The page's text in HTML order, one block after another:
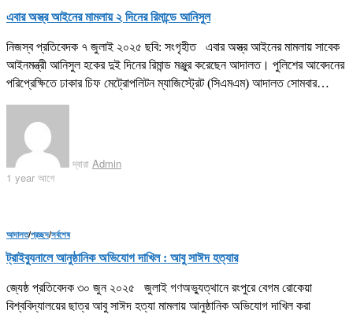
এবার অস্ত্র আইনের মামলায় ২ দিনের রিমান্ডে আনিসুল
নিজস্ব প্রতিবেদক ৭ জুলাই ২০২৫ ছবি: সংগৃহীত এবার অস্ত্র আইনের মামলায় সাবেক
আইনমন্ত্রী আনিসুল হকের দুই দিনের রিমান্ড মঞ্জুর করেছেন আদালত। পুলিশের আবেদনের
পরিপ্রেক্ষিতে ঢাকার চিফ মেট্রোপলিটন ম্যাজিস্ট্রেট (সিএমএম) আদালত সোমবার…
দ্বারা Admin
1 year আগে
আদালত/প্রচ্ছদ/সর্বশেষ
ট্রাইব্যুনালে আনুষ্ঠানিক অভিযোগ দাখিল : আবু সাঈদ হত্যার
জ্যেষ্ঠ প্রতিবেদক ৩০ জুন ২০২৫ জুলাই গণঅভ্যুত্থানে রংপুরে বেগম রোকেয়া
বিশ্ববিদ্যালয়ের ছাত্র আবু সাঈদ হত্যা মামলায় আনুষ্ঠানিক অভিযোগ দাখিল করা